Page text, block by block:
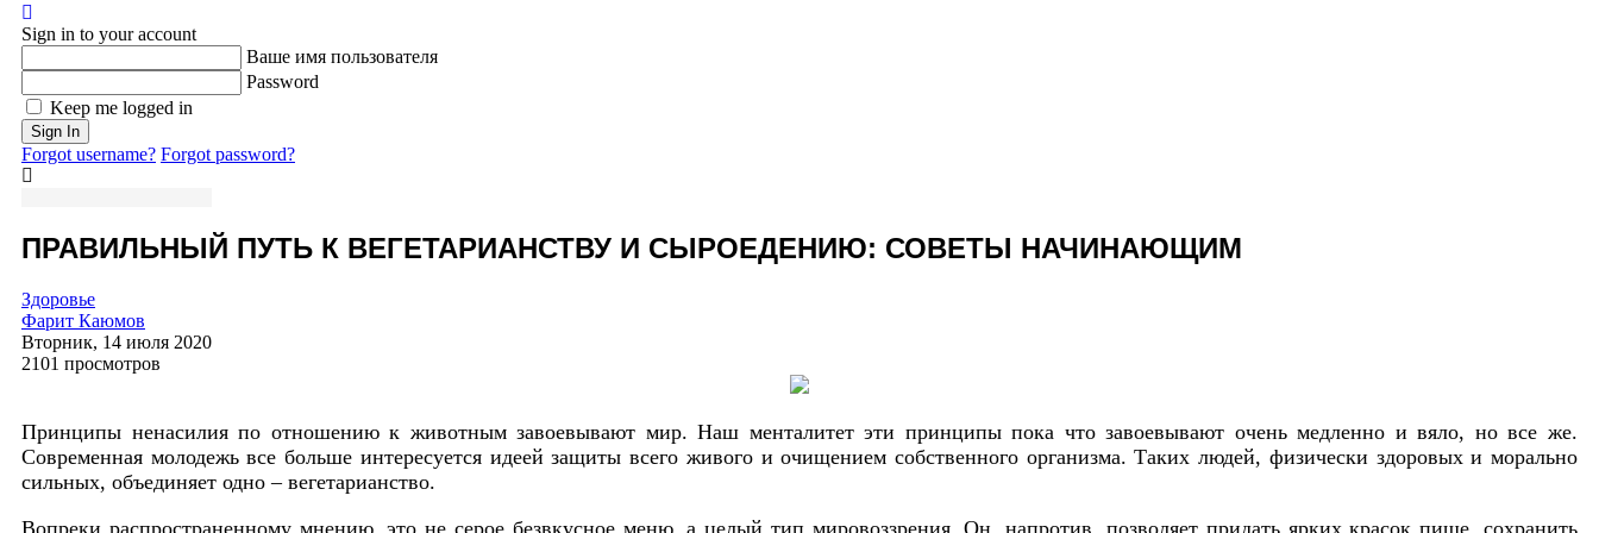
Sign in to your account
Ваше имя пользователя
Password
Keep me logged in
Sign In
Forgot username? Forgot password?
ПРАВИЛЬНЫЙ ПУТЬ К ВЕГЕТАРИАНСТВУ И СЫРОЕДЕНИЮ: СОВЕТЫ НАЧИНАЮЩИМ
Здоровье
Фарит Каюмов
Вторник, 14 июля 2020
2101 просмотров
Принципы ненасилия по отношению к животным завоевывают мир. Наш менталитет эти принципы пока что завоевывают очень медленно и вяло, но все же.
Современная молодежь все больше интересуется идеей защиты всего живого и очищением собственного организма. Таких людей, физически здоровых и морально
сильных, объединяет одно – вегетарианство.
Вопреки распространенному мнению, это не серое безвкусное меню, а целый тип мировоззрения. Он, напротив, позволяет придать ярких красок пище, сохранить